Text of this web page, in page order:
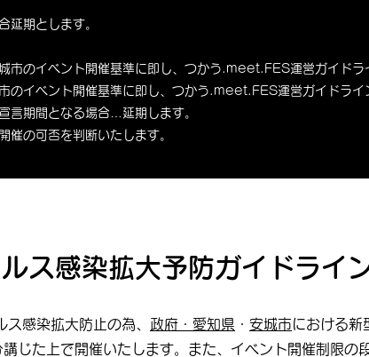
延期とします。
市のイベント開催基準に即し、つかう.meet.FES運営ガイドラ
のイベント開催基準に即し、つかう.meet.FES運営ガイドライ
言期間となる場合…延期します。
催の可否を判断いたします。
ス感染拡大予防ガイドライ
感染拡大防止の為、 政府・愛知県 ・ 安城市における新
じた上で開催いたします。また、イベント開催制限の